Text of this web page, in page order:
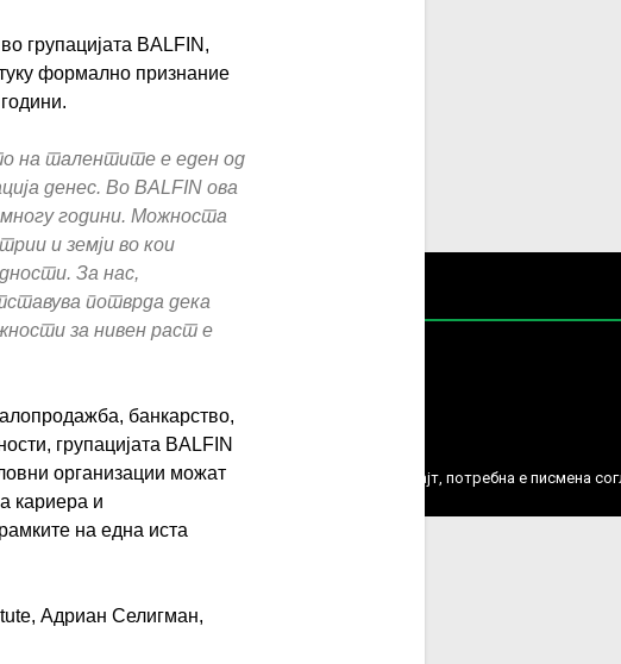
групацијата BALFIN,
формално признание
на талентите е еден од
денес. Во BALFIN ова
години. Можноста
и земји во кои
За нас,
потврда дека
за нивен раст е
банкарство,
групацијата BALFIN
организации можат
кариера и
на една иста
Адриан Селигман,
КОНТАКТ
со Законот за авторското право и сродните права.
на текстови, фотографии или податоци од овој веб сајт, потребна е писмена